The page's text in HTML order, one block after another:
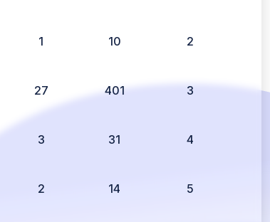
1 10 2
27 401 3
3 31 4
2 14 5